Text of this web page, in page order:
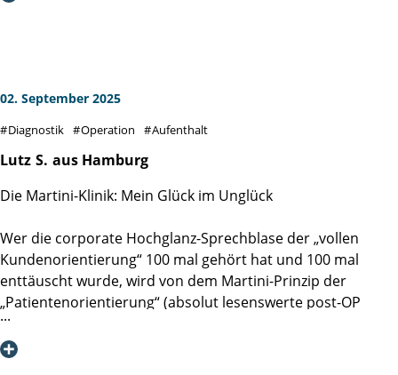
02. September 2025
Diagnostik Operation Aufenthalt
Lutz S. aus Hamburg
Die Martini-Klinik: Mein Glück im Unglück
Wer die corporate Hochglanz-Sprechblase der „vollen
Kundenorientierung“ 100 mal gehört hat und 100 mal
enttäuscht wurde, wird von dem Martini-Prinzip der
„Patientenorientierung“ (absolut lesenswerte post-OP
Lektüre: DAS MARTINI-PRINZIP, Spitzenmedizin durch
Spezialisierung, Ergebnistransparenz und